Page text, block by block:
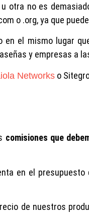
otra no es
o .org, ya que
en el mismo lugar
y empresas a
Networks o
comisiones que
en el
de nuestros